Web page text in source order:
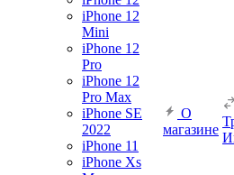
iPhone 12
Mini
iPhone 12
Pro
iPhone 12
Pro Max
iPhone SE
2022
iPhone 11
iPhone Xs
О
магазине